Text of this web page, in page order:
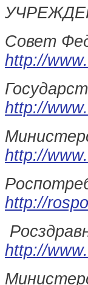
Совет
http://
http://
http://
http://
http://